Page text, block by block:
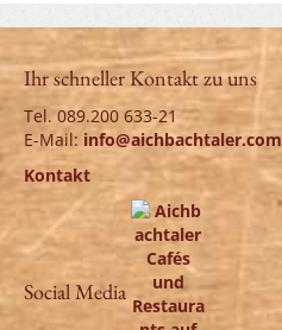
Ihr schneller Kontakt zu uns
Tel. 089.200 633-21
E-Mail: info@aichbachtaler.com
Kontakt
Social Media